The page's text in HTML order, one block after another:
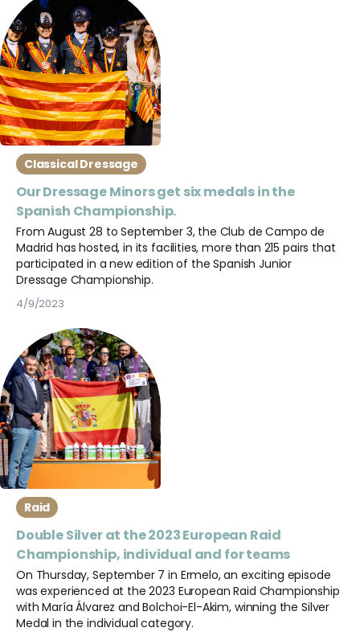
Classical Dressage
Our Dressage Minors get six medals in the
Spanish Championship.
From August 28 to September 3, the Club de Campo de
Madrid has hosted, in its facilities, more than 215 pairs that
participated in a new edition of the Spanish Junior
Dressage Championship.
4/9/2023
Raid
Double Silver at the 2023 European Raid
Championship, individual and for teams
On Thursday, September 7 in Ermelo, an exciting episode
was experienced at the 2023 European Raid Championship
with María Álvarez and Bolchoi-El-Akim, winning the Silver
Medal in the individual category.